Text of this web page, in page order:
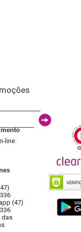
line
(47)
das